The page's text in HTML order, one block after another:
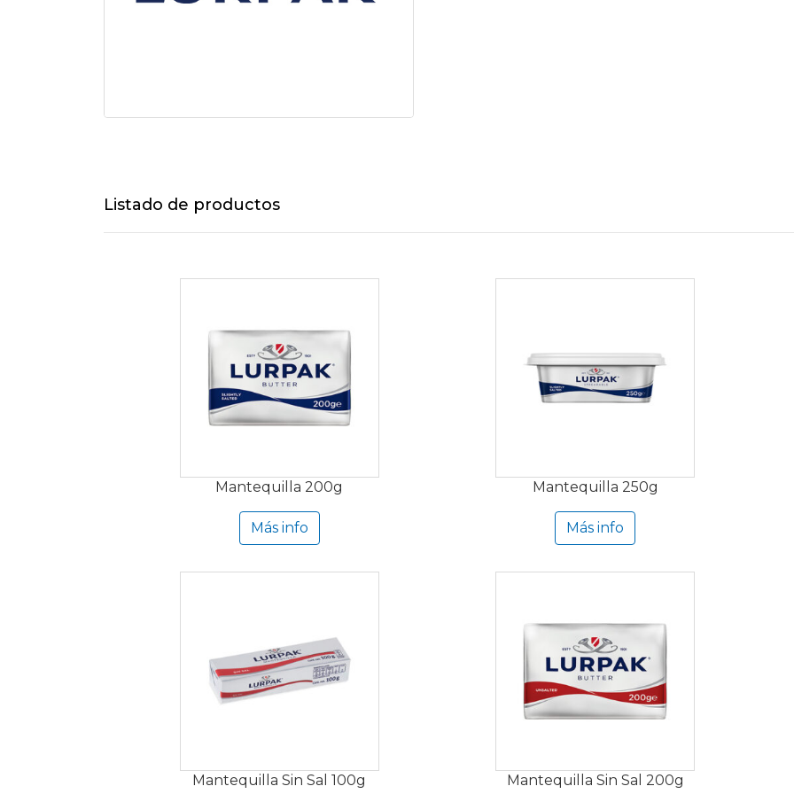
Listado de productos
Mantequilla 200g
Más info
Mantequilla 250g
Más info
Mantequilla Sin Sal 100g Mantequilla Sin Sal 200g